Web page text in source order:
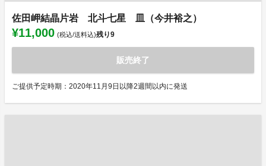
佐田岬結晶片岩 北斗七星 皿（今井裕之）
¥11,000 (税込/送料込)残り9
販売終了
ご提供予定時期：2020年11月9日以降2週間以内に発送